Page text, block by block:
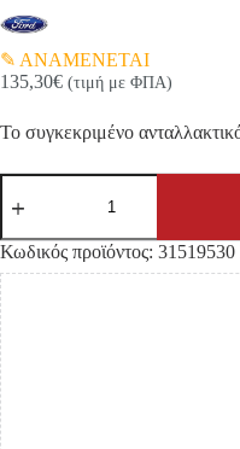
ΑΝΑΜΕΝΕΤΑΙ
135,30€ (τιμή με ΦΠΑ)
Το συγκεκριμένο
ΠΡΟΦΥΛΑΚΤΗΡΑΣ
FORD
'03-
'06
ΕΜΠΡΟΣ
ΜΑΥΡΟΣ
ποσότητα
Κωδικός προϊόντος: 31519530